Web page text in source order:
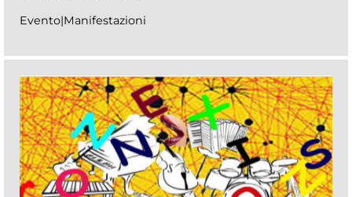
Evento|Manifestazioni